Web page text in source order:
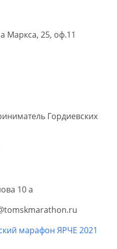
Маркса, 25, оф.11
Гордиевских
10 а
марафон ЯРЧЕ 2021